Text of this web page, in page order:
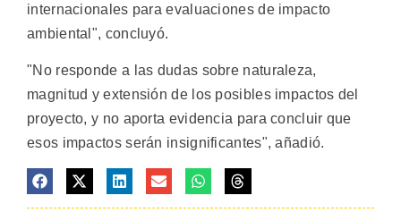
internacionales para evaluaciones de impacto
ambiental", concluyó.
"No responde a las dudas sobre naturaleza,
magnitud y extensión de los posibles impactos del
proyecto, y no aporta evidencia para concluir que
esos impactos serán insignificantes", añadió.